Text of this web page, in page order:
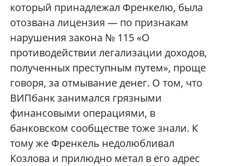
который принадлежал Френкелю, была
отозвана лицензия — по признакам
нарушения закона № 115 «О
противодействии легализации доходов,
полученных преступным путем», проще
говоря, за отмывание денег. О том, что
ВИПбанк занимался грязными
финансовыми операциями, в
банковском сообществе тоже знали. К
тому же Френкель недолюбливал
Козлова и прилюдно метал в его адрес